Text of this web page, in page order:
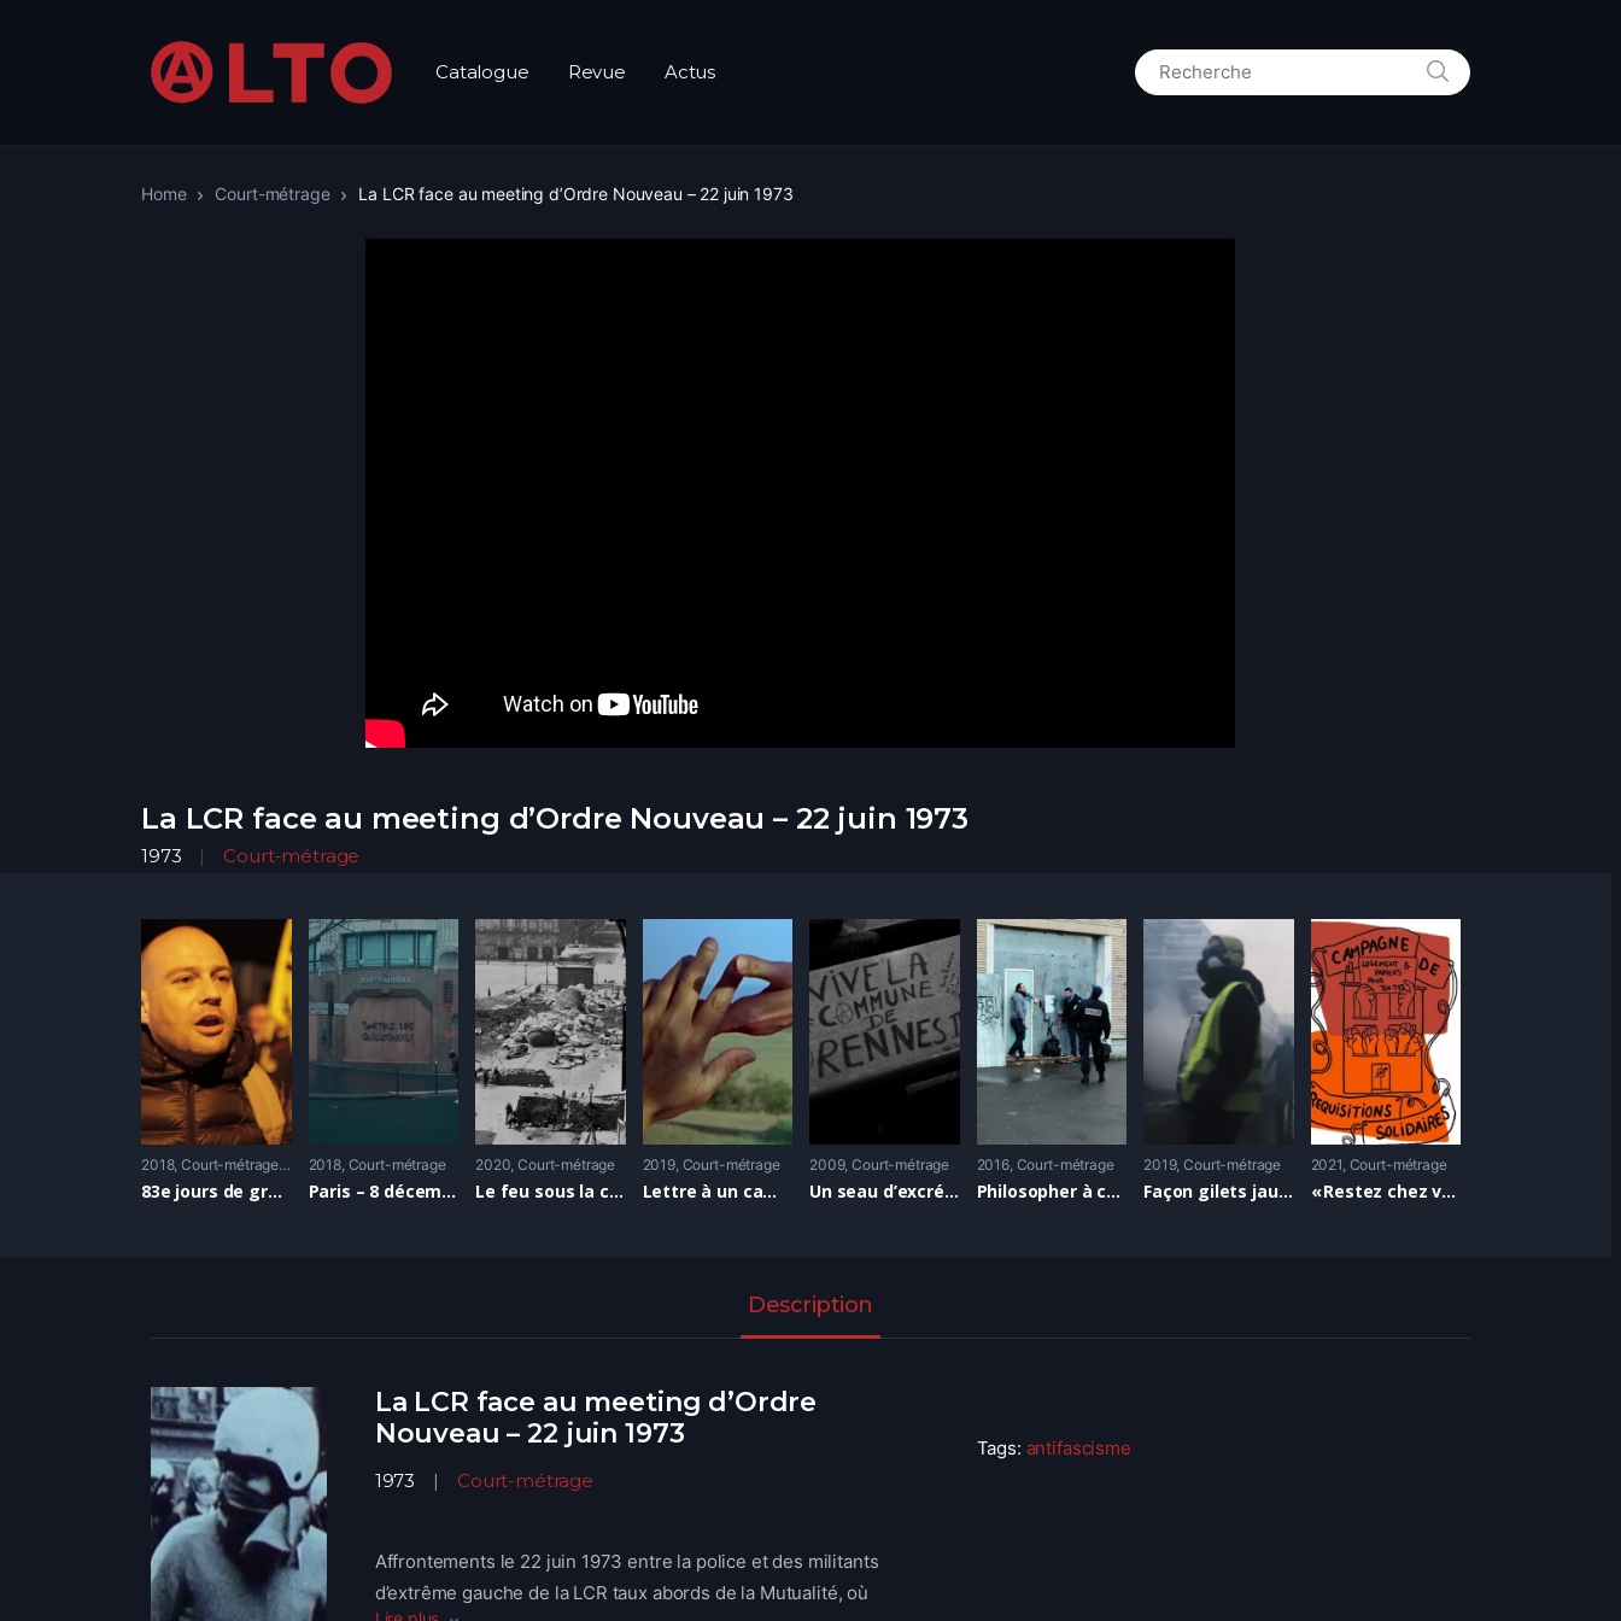
Catalogue Revue Actus Search for:
RECHERCHE
Home Court-métrage La LCR face au meeting d’Ordre Nouveau – 22 juin 1973
La LCR face au meeting d’Ordre Nouveau – 22 juin 1973
1973 Court-métrage
2018 Court-métrage, Documentaire
83e jours de grève des postiers. Blocage de la plateforme de tri (Rennes)
2018 Court-métrage
Paris – 8 décembre – L’effondrement approche
2020 Court-métrage
Le feu sous la cendre
2019 Court-métrage
Lettre à un camarade
2009 Court-métrage
Un seau d’excréments sur la tête du président de Rennes 2 (Discours de rentrée 2009)
2016 Court-métrage
Philosopher à coups de pied-de-biche
2019 Court-métrage
Façon gilets jaunes
2021 Court-métrage
« Restez chez vous »
Description
La LCR face au meeting d’Ordre
Nouveau – 22 juin 1973
1973 Court-métrage
Affrontements le 22 juin 1973 entre la police et des militants
d’extrême gauche de la LCR taux abords de la Mutualité, où
Tags: antifascisme